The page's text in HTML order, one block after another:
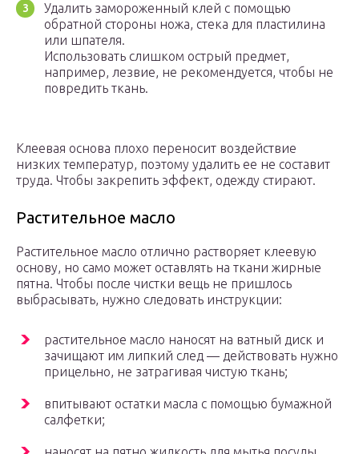
Удалить замороженный клей с помощью
обратной стороны ножа, стека для пластилина
или шпателя.
Использовать слишком острый предмет,
например, лезвие, не рекомендуется, чтобы не
повредить ткань.
Клеевая основа плохо переносит воздействие
низких температур, поэтому удалить ее не составит
труда. Чтобы закрепить эффект, одежду стирают.
Растительное масло
Растительное масло отлично растворяет клеевую
основу, но само может оставлять на ткани жирные
пятна. Чтобы после чистки вещь не пришлось
выбрасывать, нужно следовать инструкции:
растительное масло наносят на ватный диск и
зачищают им липкий след — действовать нужно
прицельно, не затрагивая чистую ткань;
впитывают остатки масла с помощью бумажной
салфетки;